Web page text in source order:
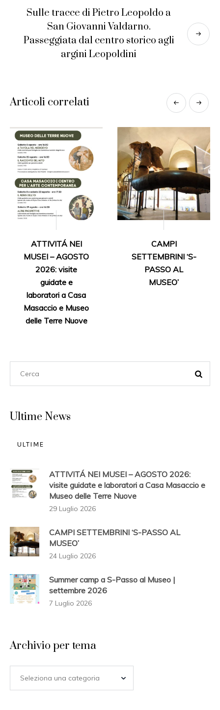
Sulle tracce di Pietro Leopoldo a
San Giovanni Valdarno.
Passeggiata dal centro storico agli
argini Leopoldini
Articoli correlati
ATTIVITÁ NEI
MUSEI – AGOSTO
2026: visite
guidate e
laboratori a Casa
Masaccio e Museo
delle Terre Nuove
CAMPI
SETTEMBRINI ‘S-
PASSO AL
MUSEO’
Ultime News
ULTIME
ATTIVITÁ NEI MUSEI – AGOSTO 2026:
visite guidate e laboratori a Casa Masaccio e
Museo delle Terre Nuove
29 Luglio 2026
CAMPI SETTEMBRINI ‘S-PASSO AL
MUSEO’
24 Luglio 2026
Summer camp a S-Passo al Museo |
settembre 2026
7 Luglio 2026
Archivio per tema